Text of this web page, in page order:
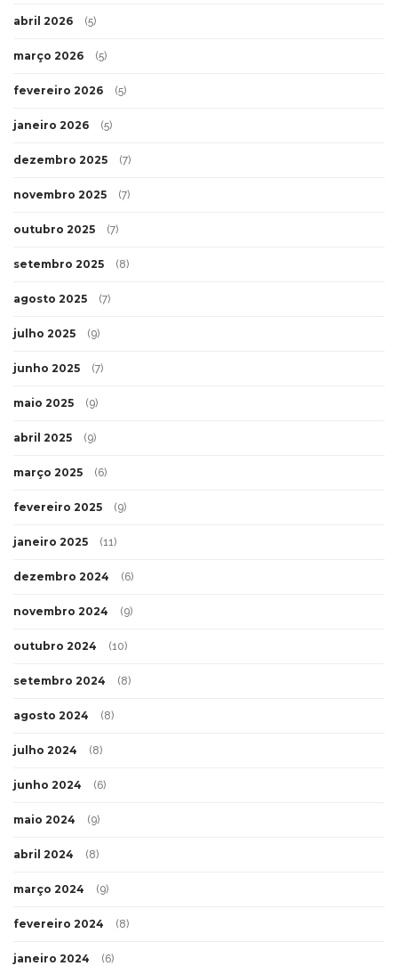
abril 2026 (5)
março 2026 (5)
fevereiro 2026 (5)
janeiro 2026 (5)
dezembro 2025 (7)
novembro 2025 (7)
outubro 2025 (7)
setembro 2025 (8)
agosto 2025 (7)
julho 2025 (9)
junho 2025 (7)
maio 2025 (9)
abril 2025 (9)
março 2025 (6)
fevereiro 2025 (9)
janeiro 2025 (11)
dezembro 2024 (6)
novembro 2024 (9)
outubro 2024 (10)
setembro 2024 (8)
agosto 2024 (8)
julho 2024 (8)
junho 2024 (6)
maio 2024 (9)
abril 2024 (8)
março 2024 (9)
fevereiro 2024 (8)
janeiro 2024 (6)